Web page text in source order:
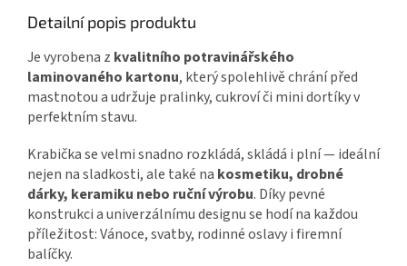
Detailní popis produktu
Je vyrobena z kvalitního potravinářského
laminovaného kartonu, který spolehlivě chrání před
mastnotou a udržuje pralinky, cukroví či mini dortíky v
perfektním stavu.
Krabička se velmi snadno rozkládá, skládá i plní — ideální
nejen na sladkosti, ale také na kosmetiku, drobné
dárky, keramiku nebo ruční výrobu. Díky pevné
konstrukci a univerzálnímu designu se hodí na každou
příležitost: Vánoce, svatby, rodinné oslavy i firemní
balíčky.